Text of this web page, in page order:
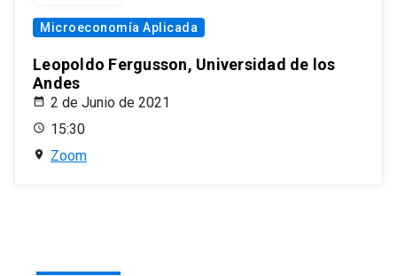
Microeconomía Aplicada
Leopoldo Fergusson, Universidad de los
Andes
2 de Junio de 2021
15:30
Zoom